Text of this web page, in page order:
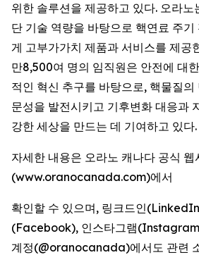
위한 솔루션을 제공하고 있다. 오라노
단 기술 역량을 바탕으로 핵연료 주기
게 고부가가치 제품과 서비스를 제공
만8,500여 명의 임직원은 안전에 대
적인 혁신 추구를 바탕으로, 핵물질의
문성을 발전시키고 기후변화 대응과
강한 세상을 만드는 데 기여하고 있다.
자세한 내용은 오라노 캐나다 공식 웹
(www.oranocanada.com)에서
확인할 수 있으며, 링크드인
(Facebook), 인스타그램
계정(@oranocanada)에서도 관련